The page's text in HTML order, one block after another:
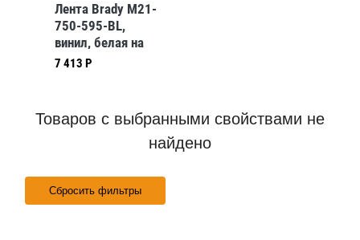
Лента Brady M21-
750-595-BL,
винил, белая на
синем, 19,05
7 413 Р
Товаров с выбранными свойствами не
найдено
Сбросить фильтры